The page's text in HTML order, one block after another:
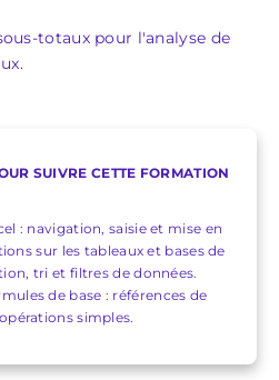
totaux pour l'analyse de
SUIVRE CETTE FORMATION
: navigation, saisie et mise en
sur les tableaux et bases de
tri et filtres de données.
de base : références de
simples.